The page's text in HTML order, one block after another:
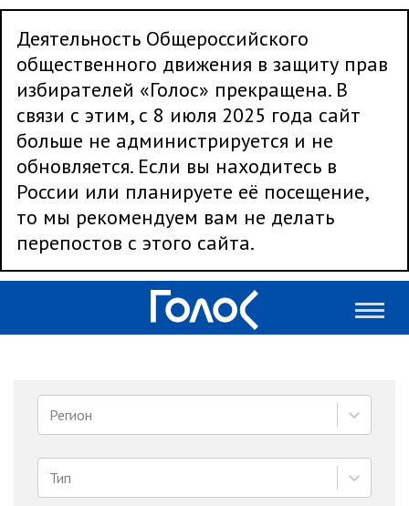
Деятельность Общероссийского
общественного движения в защиту прав
избирателей «Голос» прекращена. В
связи с этим, с 8 июля 2025 года сайт
больше не администрируется и не
обновляется. Если вы находитесь в
России или планируете её посещение,
то мы рекомендуем вам не делать
перепостов с этого сайта.
Регион
Тип